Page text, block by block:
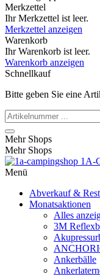
Merkzettel
Ihr Merkzettel ist leer.
Merkzettel anzeigen
Warenkorb
Ihr Warenkorb ist leer.
Warenkorb anzeigen
Schnellkauf
Bitte geben Sie eine
Mehr Shops
Mehr Shops
1A-
Menü
Abverkauf &
Monatsaktionen
Alles
3M
Ankerbälle